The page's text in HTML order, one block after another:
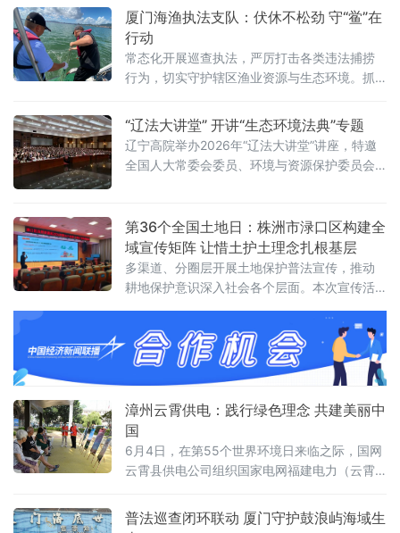
隐蔽违规网具。针对个别渔民利用潮汐间隙在
滩涂私设违规网
厦门海渔执法支队：伏休不松劲 守“鲎”在
行动
常态化开展巡查执法，严厉打击各类违法捕捞
行为，切实守护辖区渔业资源与生态环境。抓
坚持全覆盖、常态化监管模式，全方位筑牢伏
休监管防线。紧盯在册渔船、乡镇船舶日常管
控，充分依托船管站及“鹭海管家”等平台，
“辽法大讲堂” 开讲“生态环境法典”专题
辽宁高院举办2026年“辽法大讲堂”讲座，特邀
全国人大常委会委员、环境与资源保护委员会
导小组成员、工作专班副组长吕忠梅作生态环
境法典专题辅导讲座。辽宁高院党组书记、院
长葛迪主持。讲座进行近三个小时，吕忠梅
以“生态环境法典的创新与适用”为主题，结合立
第36个全国土地日：株洲市渌口区构建全
域宣传矩阵 让惜土护土理念扎根基层
多渠道、分圈层开展土地保护普法宣传，推动
耕地保护意识深入社会各个层面。本次宣传活
乡村全域覆盖，构建起分层分类的特色宣传矩
阵。在当地育红小学开设的“土地科普小课
堂”上，工作人员通过动画短片、趣味问答、主
漳州云霄供电：践行绿色理念 共建美丽中
国
6月4日，在第55个世界环境日来临之际，国网
云霄县供电公司组织国家电网福建电力（云霄
州市云霄县人民公园，开展“全面绿色转型 共建
美丽中国”主题宣传活动，传播绿色发展理念，
普法巡查闭环联动 厦门守护鼓浪屿海域生